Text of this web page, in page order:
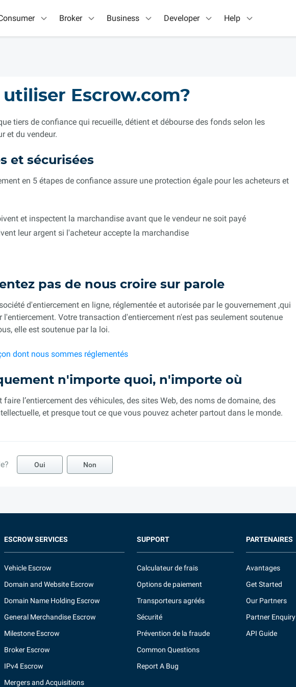
Broker Business Developer Help
utiliser Escrow.com?
tiers de confiance qui recueille, détient et débourse des fonds selon les
et du vendeur.
et sécurisées
en 5 étapes de confiance assure une protection égale pour les acheteurs et
et inspectent la marchandise avant que le vendeur ne soit payé
leur argent si l'acheteur accepte la marchandise
pas de nous croire sur parole
d'entiercement en ligne, réglementée et autorisée par le gouvernement ,qui
Votre transaction d'entiercement n'est pas seulement soutenue
elle est soutenue par la loi.
dont nous sommes réglementés
n'importe quoi, n'importe où
l’entiercement des véhicules, des sites Web, des noms de domaine, des
et presque tout ce que vous pouvez acheter partout dans le monde.
Oui Non
ESCROW SERVICES
Vehicle Escrow
Domain and Website Escrow
Domain Name Holding Escrow
General Merchandise Escrow
Milestone Escrow
Broker Escrow
IPv4 Escrow
Mergers and Acquisitions
SUPPORT
Calculateur de frais
Options de paiement
Transporteurs agréés
Sécurité
Prévention de la fraude
Common Questions
Report A Bug
PARTENAIRES
Avantages
Get Started
Our Partners
Partner Enquiry
API Guide